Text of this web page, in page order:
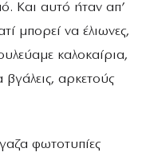
Και αυτό ήταν απ’
μπορεί να έλιωνες,
καλοκαίρια,
βγάλεις, αρκετούς
φωτοτυπίες